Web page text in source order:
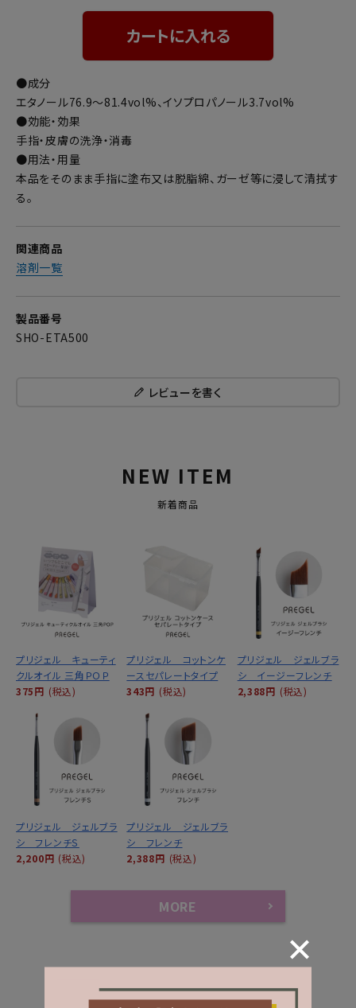
カートに入れる
●成分
エタノール76.9～81.4vol%、イソプロパノール3.7vol%
●効能・効果
手指・皮膚の洗浄・消毒
●用法・用量
本品をそのまま手指に塗布又は脱脂綿、ガーゼ等に浸して清拭す
る。
関連商品
溶剤一覧
製品番号
SHO-ETA500
レビューを書く
NEW ITEM
新着商品
プリジェル キューティ
クルオイル 三角ＰＯＰ
375円 (税込)
プリジェル コットンケ
ースセパレートタイプ
343円 (税込)
プリジェル ジェルブラ
シ イージーフレンチ
2,388円 (税込)
プリジェル ジェルブラ
シ フレンチＳ
2,200円 (税込)
プリジェル ジェルブラ
シ フレンチ
2,388円 (税込)
MORE